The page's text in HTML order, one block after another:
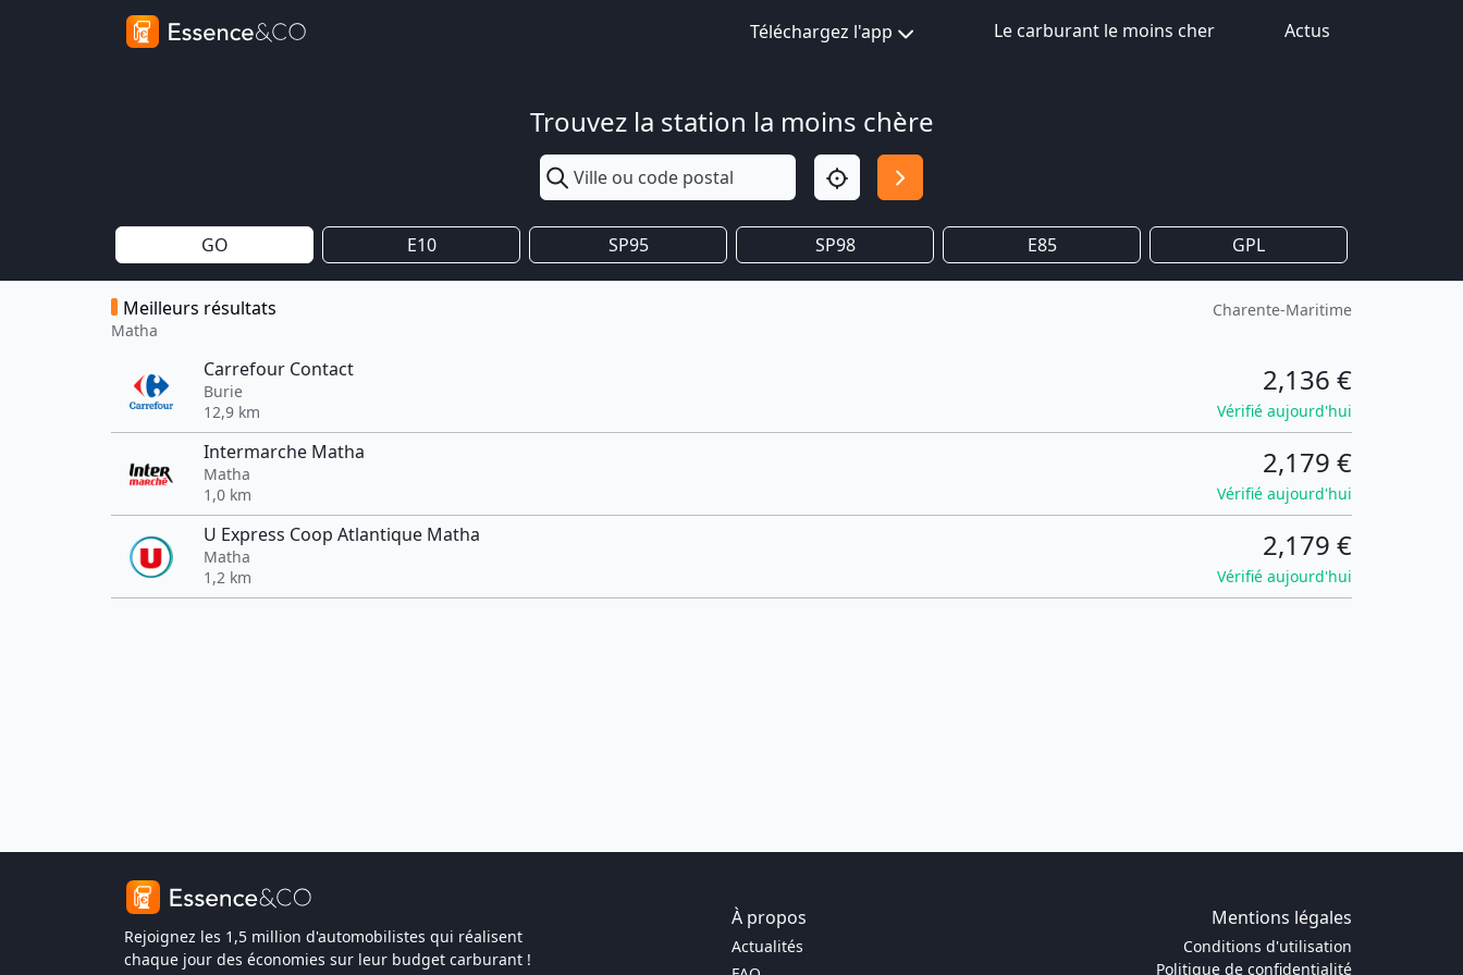
Téléchargez l'app Le carburant le moins cher Actus
Trouvez la station la moins chère
GO E10 SP95 SP98 E85 GPL
Meilleurs résultats
Matha
Charente-Maritime
Carrefour Contact
Burie
12,9 km
2,136 €
Vérifié aujourd'hui
Intermarche Matha
Matha
1,0 km
2,179 €
Vérifié aujourd'hui
U Express Coop Atlantique Matha
Matha
1,2 km
2,179 €
Vérifié aujourd'hui
Rejoignez les 1,5 million d'automobilistes qui réalisent
chaque jour des économies sur leur budget carburant !
À propos Mentions légales
Actualités
Conditions d'utilisation
Politique de confidentialité